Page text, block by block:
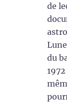
de
du